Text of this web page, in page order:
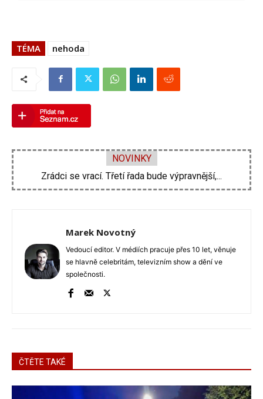
TÉMA nehoda
NOVINKY
Zdeněk Pohlreich opět vtrhne do hospod. Nové...
Marek Novotný
Vedoucí editor. V médiích pracuje přes 10 let, věnuje
se hlavně celebritám, televizním show a dění ve
společnosti.
ČTĚTE TAKÉ